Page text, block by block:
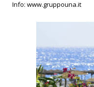
Info: www.gruppouna.it